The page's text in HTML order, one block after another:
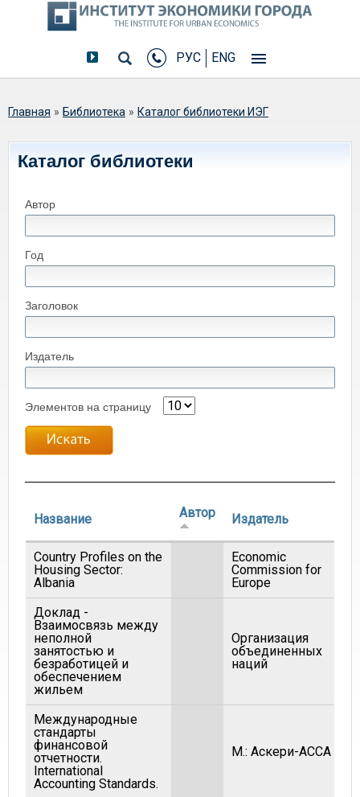
РУС ENG
Вы здесь
Главная » Библиотека » Каталог библиотеки ИЭГ
Каталог библиотеки
Автор
Год
Заголовок
Издатель
Элементов на страницу
Название Автор Издатель
Country Profiles on the
Housing Sector:
Albania
Economic
Commission for
Europe
Доклад -
Взаимосвязь между
неполной
занятостью и
безработицей и
обеспечением
жильем
Организация
объединенных
наций
Международные
стандарты
финансовой
отчетности.
International
Accounting Standards.
М.: Аскери-АССА